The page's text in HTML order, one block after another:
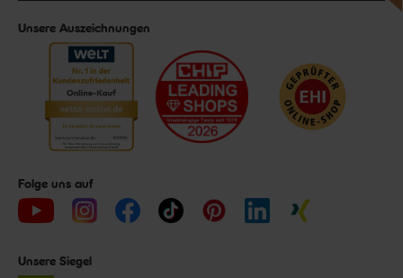
Unsere Auszeichnungen
Folge uns auf
Unsere Siegel